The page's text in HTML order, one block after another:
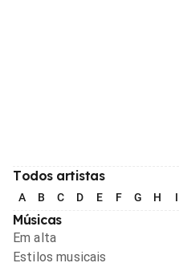
Todos artistas
A B C D E F G H I
Músicas
Em alta
Estilos musicais